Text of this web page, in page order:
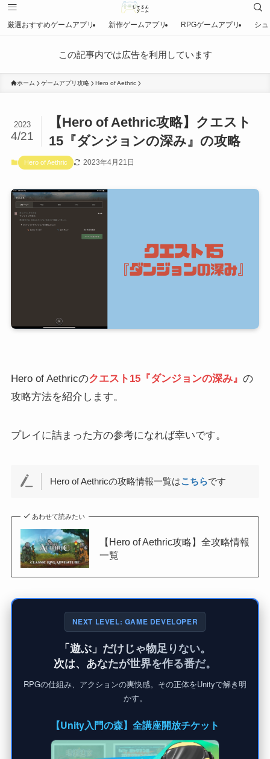
厳選おすすめゲームアプリ 新作ゲームアプリ RPGゲームアプリ シ
この記事内では広告を利用しています
ホーム ゲームアプリ攻略 Hero of Aethric
【Hero of Aethric攻略】クエスト
15『ダンジョンの深み』の攻略
2023
4/21
Hero of Aethric 2023年4月21日
Hero of Aethricのクエスト15『ダンジョンの深み』 の
攻略方法を紹介します。
プレイに詰まった方の参考になれば幸いです。
Hero of Aethricの攻略情報一覧はこちらです
あわせて読みたい
【Hero of Aethric攻略】全攻略情報
一覧
NEXT LEVEL: GAME DEVELOPER
「遊ぶ」だけじゃ物足りない。
次は、あなたが世界を作る番だ。
RPGの仕組み、アクションの爽快感。その正体をUnityで解き明
かす。
【Unity入門の森】全講座開放チケット